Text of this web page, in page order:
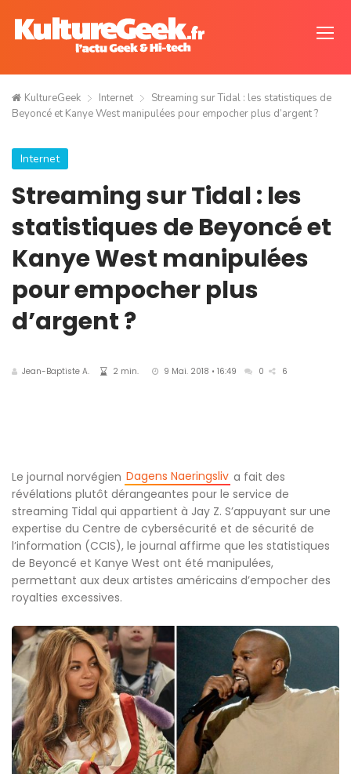
KultureGeek Internet
Streaming sur Tidal : les statistiques de
Beyoncé et Kanye West manipulées pour empocher plus d’argent ?
Internet
Streaming sur Tidal : les
statistiques de Beyoncé et
Kanye West manipulées
pour empocher plus
d’argent ?
Jean-Baptiste A. 2 min. 9 Mai. 2018 • 16:49 0 6
Le journal norvégien Dagens Naeringsliv a fait des
révélations plutôt dérangeantes pour le service de
streaming Tidal qui appartient à Jay Z. S’appuyant sur une
expertise du Centre de cybersécurité et de sécurité de
l’information (CCIS), le journal affirme que les statistiques
de Beyoncé et Kanye West ont été manipulées,
permettant aux deux artistes américains d’empocher des
royalties excessives.